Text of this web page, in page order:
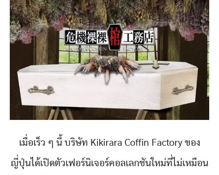
เมื่อเร็ว ๆ นี้ บริษัท Kikirara Coffin Factory ของ
ญี่ปุ่นได้เปิดตัวเฟอร์นิเจอร์คอลเลกชันใหม่ที่ไม่เหมือน